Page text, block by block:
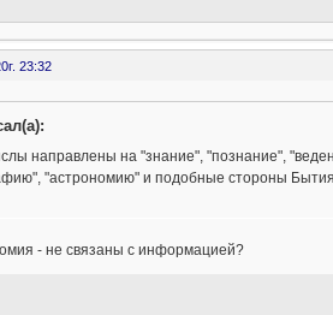
23:32
направлены на "знание", "познание",
"астрономию" и подобные стороны
- не связаны с информацией?